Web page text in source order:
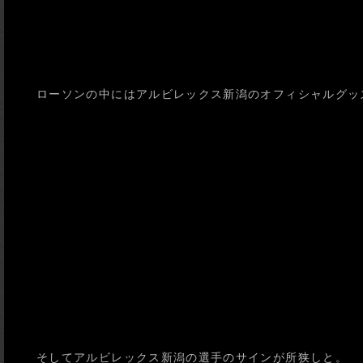
ローソンの中にはアルビレックス新潟のオフィシャルグッ
そしてアルビレックス新潟の選手のサインが所狭しと。